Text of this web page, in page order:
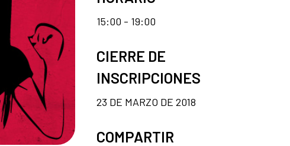
15:00 - 19:00
CIERRE DE
INSCRIPCIONES
23 DE MARZO DE 2018
COMPARTIR